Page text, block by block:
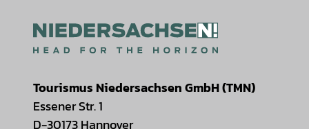
Tourismus Niedersachsen GmbH (TMN)
Essener Str. 1
D-30173 Hannover